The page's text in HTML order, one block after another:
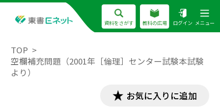
資料をさがす 教科の広場 ログイン メニュー
TOP
空欄補充問題（2001年［倫理］センター試験本試験
より）
お気に入りに追加